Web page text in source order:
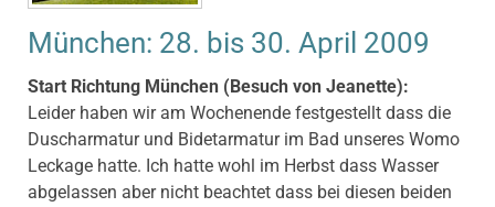
München: 28. bis 30. April 2009
Start Richtung München (Besuch von Jeanette):
Leider haben wir am Wochenende festgestellt dass die
Duscharmatur und Bidetarmatur im Bad unseres Womo
Leckage hatte. Ich hatte wohl im Herbst dass Wasser
abgelassen aber nicht beachtet dass bei diesen beiden